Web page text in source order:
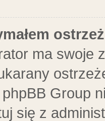
ma swoje
Group
się z